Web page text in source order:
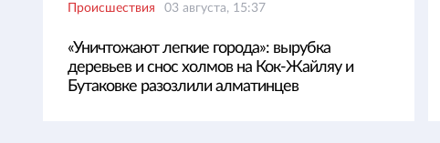
Происшествия 03 августа, 15:37
«Уничтожают легкие города»: вырубка
деревьев и снос холмов на Кок-Жайляу и
Бутаковке разозлили алматинцев